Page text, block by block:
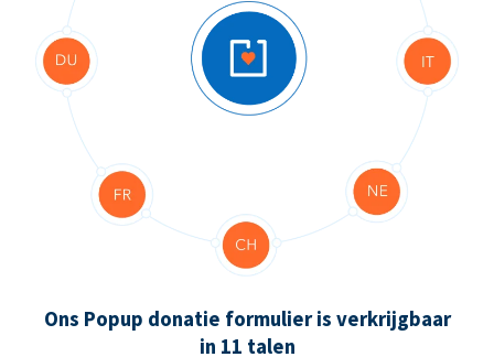
Ons Popup donatie formulier is verkrijgbaar
in 11 talen